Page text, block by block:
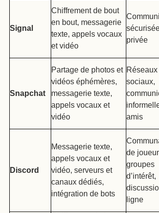
Signal
Chiffrement de bout
en bout, messagerie
texte, appels vocaux
et vidéo
privée
Snapchat
Partage de photos et
vidéos éphémères,
messagerie texte,
appels vocaux et
vidéo
Réseaux
sociaux,
amis
Discord
Messagerie texte,
appels vocaux et
vidéo, serveurs et
canaux dédiés,
intégration de bots
de
groupes
d’intérêt,
ligne